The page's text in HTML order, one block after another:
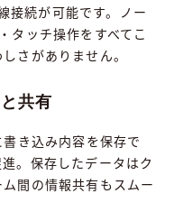
接続が可能です。ノー
タッチ操作をすべてこ
さがありません。
共有
き込み内容を保存で
。保存したデータはク
間の情報共有もスムー